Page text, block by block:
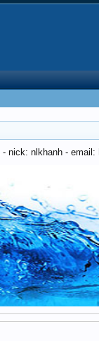
nick: nlkhanh -